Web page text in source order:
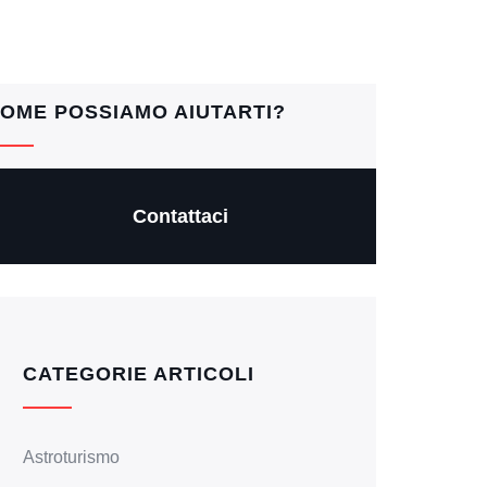
POSSIAMO AIUTARTI?
Contattaci
CATEGORIE ARTICOLI
Astroturismo